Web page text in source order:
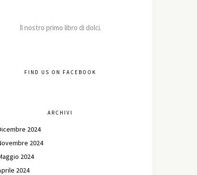
Il nostro primo libro di dolci.
FIND US ON FACEBOOK
ARCHIVI
2024
2024
2024
2024